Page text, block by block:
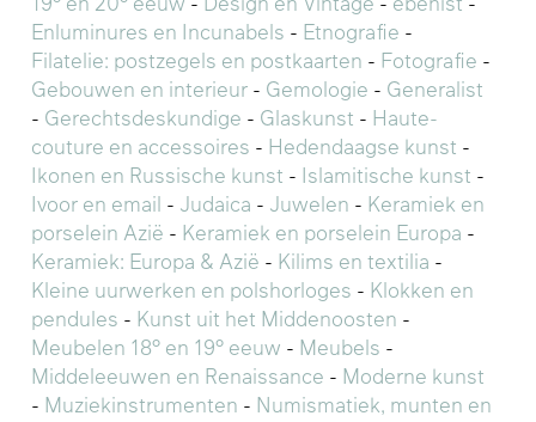
Enluminures en Incunabels - Etnografie -
Filatelie: postzegels en postkaarten - Fotografie -
Gebouwen en interieur - Gemologie - Generalist
- Gerechtsdeskundige - Glaskunst - Haute-
couture en accessoires - Hedendaagse kunst -
Ikonen en Russische kunst - Islamitische kunst -
Ivoor en email - Judaica - Juwelen - Keramiek en
porselein Azië - Keramiek en porselein Europa -
Keramiek: Europa & Azië - Kilims en textilia -
Kleine uurwerken en polshorloges - Klokken en
pendules - Kunst uit het Middenoosten -
Meubelen 18° en 19° eeuw - Meubels -
Middeleeuwen en Renaissance - Moderne kunst
- Muziekinstrumenten - Numismatiek, munten en